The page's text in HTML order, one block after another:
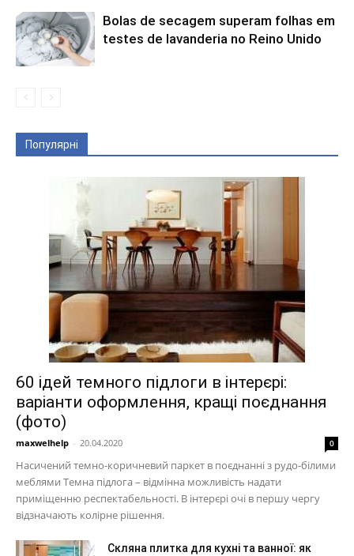
Bolas de secagem superam folhas em
testes de lavanderia no Reino Unido
Популярні
60 ідей темного підлоги в інтерєрі:
варіанти оформлення, кращі поєднання
(фото)
maxwelhelp - 20.04.2020 0
Насичений темно-коричневий паркет в поєднанні з рудо-білими
меблями Темна підлога – відмінна можливість надати
приміщенню респектабельності. В інтерєрі очі в першу чергу
відзначають колірне рішення.
Скляна плитка для кухні та ванної: як